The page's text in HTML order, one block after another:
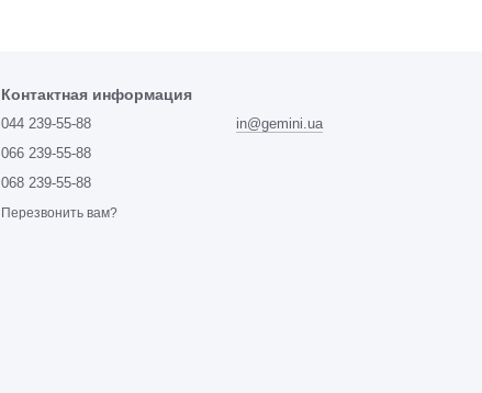
Контактная информация
044 239-55-88
066 239-55-88
068 239-55-88
Перезвонить вам?
in@gemini.ua